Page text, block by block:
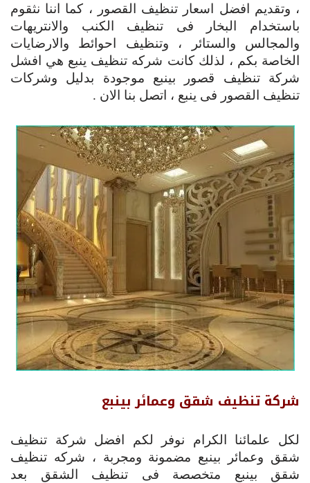
، وتقديم افضل اسعار تنظيف القصور ، كما اننا نثقوم
باستخدام البخار فى تنظيف الكنب والانتريهات
والمجالس والستائر ، وتنظيف احوائط والارضايات
الخاصة بكم ، لذلك كانت شركه تنظيف ينبع هي افشل
شركة تنظيف قصور بينبع موجودة بدليل وشركات
تنظيف القصور فى ينبع ، اتصل بنا الان .
شركة تنظيف شقق وعمائر بينبع
لكل علمائنا الكرام نوفر لكم افضل شركة تنظيف
شقق وعمائر بينبع مضمونة ومجربة ، شركه تنظيف
شقق بينبع متخصصة فى تنظيف الشقق بعد